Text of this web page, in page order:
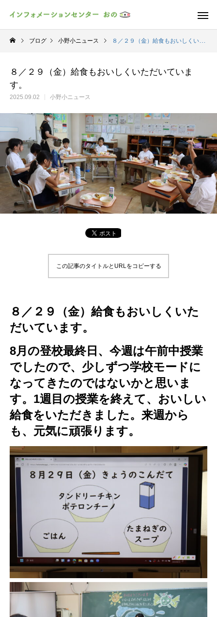
ブログ 小野小ニュース ８／２９（金）給食もおいしくいただいています。
８／２９（金）給食もおいしくいただいていま
す。
2025.09.02 小野小ニュース
この記事のタイトルとURLをコピーする
８／２９（金）給食もおいしくいた
だいています。
8月の登校最終日、今週は午前中授業
でしたので、少しずつ学校モードに
なってきたのではないかと思いま
す。1週目の授業を終えて、おいしい
給食をいただきました。来週から
も、元気に頑張ります。